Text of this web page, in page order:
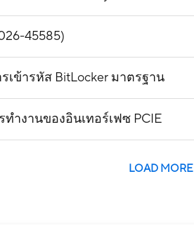
45585)
เข้ารหัส BitLocker มาตรฐาน
ำงานของอินเทอร์เฟซ PCIE
LOAD MORE